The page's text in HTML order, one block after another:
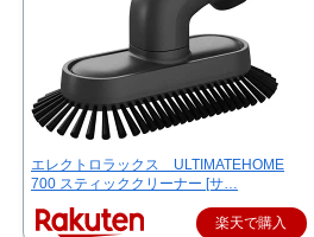
エレクトロラックス ULTIMATEHOME
700 スティッククリーナー [サ…
楽天で購入